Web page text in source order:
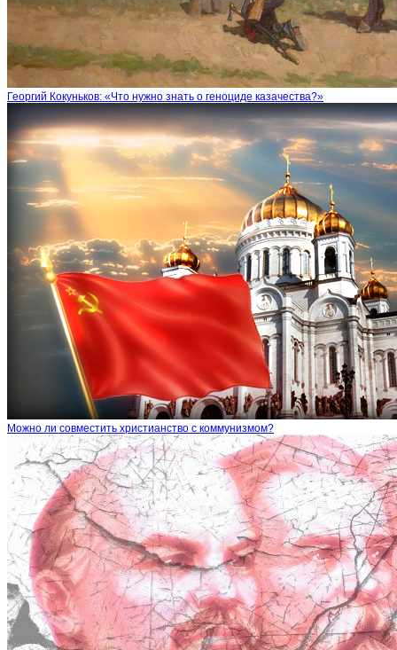
Георгий Кокуньков: «Что нужно знать о геноциде казачества?»
Можно ли совместить христианство с коммунизмом?